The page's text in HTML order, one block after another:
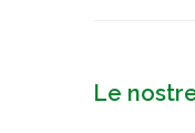
Le